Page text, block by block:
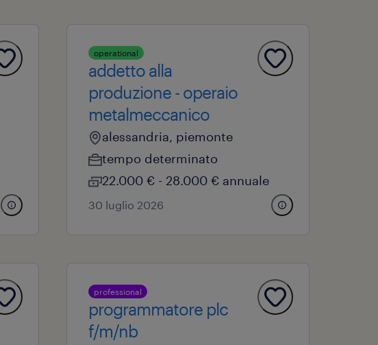
operational
addetto alla
produzione - operaio
metalmeccanico
alessandria, piemonte
tempo determinato
22.000 € - 28.000 € annuale
30 luglio 2026
professional
programmatore plc
f/m/nb